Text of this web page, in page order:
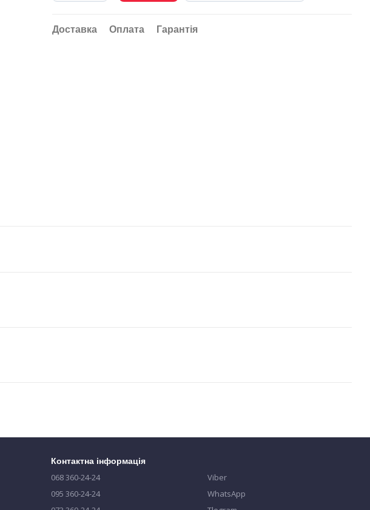
Доставка Оплата Гарантія
Контактна інформація
068 360-24-24
095 360-24-24
Viber
WhatsApp